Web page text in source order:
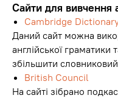
Сайти для вивчення
Cambridge
Даний сайт можна
англійської
збільшити
British Council
На сайті зібрано